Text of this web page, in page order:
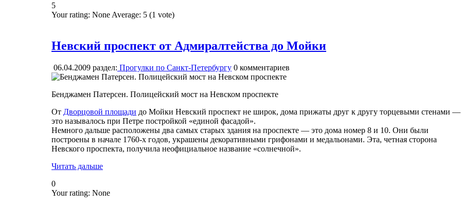
5
Your rating: None Average: 5 (1 vote)
Невский проспект от Адмиралтейства до Мойки
06.04.2009 раздел: Прогулки по Санкт-Петербургу 0 комментариев
Бенджамен Патерсен. Полицейский мост на Невском проспекте
От Дворцовой площади до Мойки Невский проспект не широк, дома прижаты друг к другу торцевыми стенами —
это называлось при Петре постройкой «единой фасадой».
Немного дальше расположены два самых старых здания на проспекте — это дома номер 8 и 10. Они были
построены в начале 1760-х годов, украшены декоративными грифонами и медальонами. Эта, четная сторона
Невского проспекта, получила неофициальное название «солнечной».
Читать дальше
0
Your rating: None